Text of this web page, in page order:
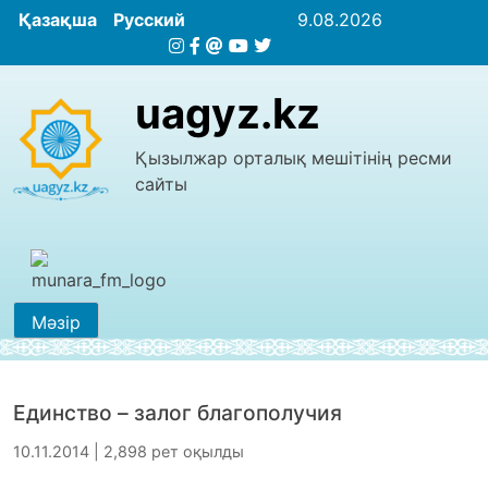
Қазақша Русский 9.08.2026
uagyz.kz
Қызылжар орталық мешітінің ресми
сайты
Мәзір
Единство – залог благополучия
10.11.2014 | 2,898 рет оқылды